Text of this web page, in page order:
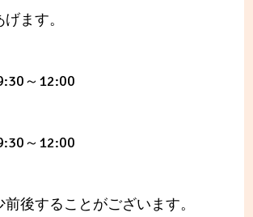
ます。
～12:00
～12:00
後することがございます。